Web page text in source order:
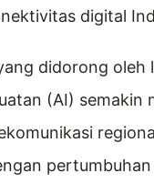
digital
didorong oleh
(AI) semakin